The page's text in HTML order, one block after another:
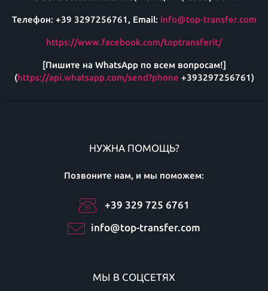
Телефон: +39 3297256761, Email: info@top-transfer.com
https://www.facebook.com/toptransferit/
[Пишите на WhatsApp по всем вопросам!]
(https://api.whatsapp.com/send?phone +393297256761)
НУЖНА ПОМОЩЬ?
Позвоните нам, и мы поможем:
+39 329 725 6761
info@top-transfer.com
МЫ В СОЦСЕТЯХ